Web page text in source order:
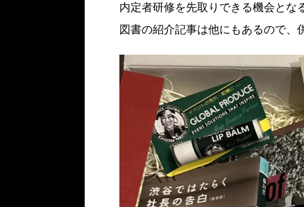
内定者研修を先取りできる機会とな
図書の紹介記事は他にもあるので、